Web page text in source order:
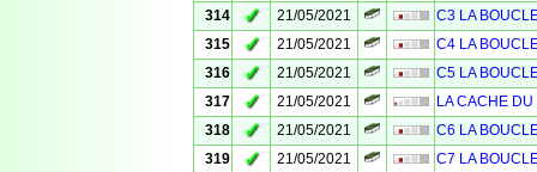
314
✓ 21/05/2021
C3 LA
315
✓ 21/05/2021
C4 LA
316
✓ 21/05/2021
C5 LA
317
✓ 21/05/2021
LA CACHE
318
✓ 21/05/2021
C6 LA
319
✓ 21/05/2021
C7 LA